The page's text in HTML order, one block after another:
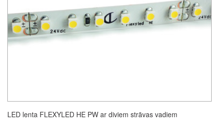
LED lenta FLEXYLED HE PW ar diviem strāvas vadiem